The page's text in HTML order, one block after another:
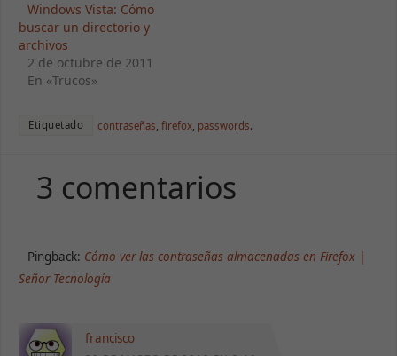
Windows Vista: Cómo
buscar un directorio y
archivos
2 de octubre de 2011
En «Trucos»
Etiquetado contraseñas ,firefox passwords.
3 comentarios
Pingback: Cómo ver las contraseñas almacenadas en Firefox |
Señor Tecnología
francisco